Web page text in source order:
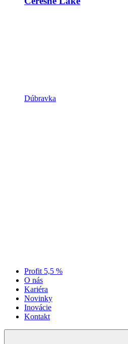
Dúbravka
Profit 5,5 %
O nás
Kariéra
Novinky
Inovácie
Kontakt